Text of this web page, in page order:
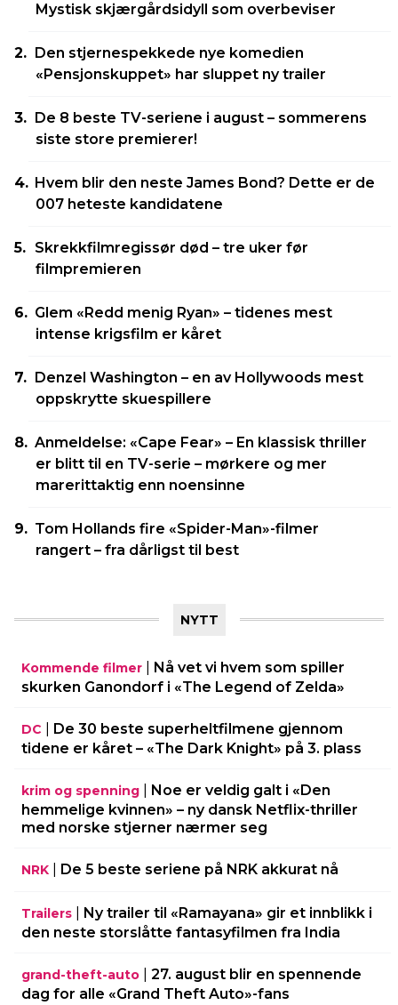
Mystisk skjærgårdsidyll som overbeviser
Den stjernespekkede nye komedien
«Pensjonskuppet» har sluppet ny trailer
De 8 beste TV-seriene i august – sommerens
siste store premierer!
Hvem blir den neste James Bond? Dette er de
007 heteste kandidatene
Skrekkfilmregissør død – tre uker før
filmpremieren
Glem «Redd menig Ryan» – tidenes mest
intense krigsfilm er kåret
Denzel Washington – en av Hollywoods mest
oppskrytte skuespillere
Anmeldelse: «Cape Fear» – En klassisk thriller
er blitt til en TV-serie – mørkere og mer
marerittaktig enn noensinne
Tom Hollands fire «Spider-Man»-filmer
rangert – fra dårligst til best
NYTT
Kommende filmer
Nå vet vi hvem som spiller
skurken Ganondorf i «The Legend of Zelda»
DC
De 30 beste superheltfilmene gjennom
tidene er kåret – «The Dark Knight» på 3. plass
krim og spenning
Noe er veldig galt i «Den
hemmelige kvinnen» – ny dansk Netflix-thriller
med norske stjerner nærmer seg
NRK De 5 beste seriene på NRK akkurat nå
Trailers
Ny trailer til «Ramayana» gir et innblikk i
den neste storslåtte fantasyfilmen fra India
grand-theft-auto
27. august blir en spennende
dag for alle «Grand Theft Auto»-fans